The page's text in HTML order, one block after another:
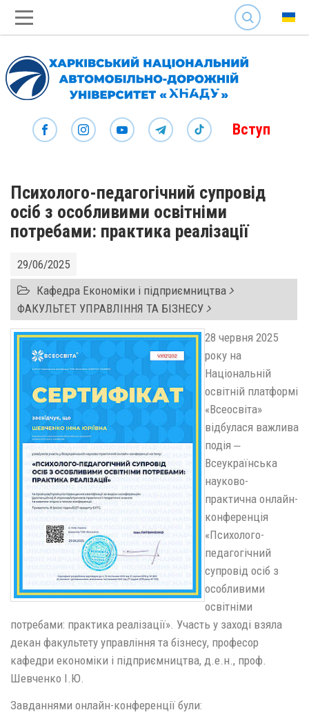
SEARCH
Вступ
Психолого-педагогічний супровід
осіб з особливими освітніми
потребами: практика реалізації
29/06/2025
Кафедра Економіки і підприємництва
ФАКУЛЬТЕТ УПРАВЛІННЯ ТА БІЗНЕСУ
28 червня 2025
року на
Національній
освітній платформі
«Всеосвіта»
відбулася важлива
подія ‒
Всеукраїнська
науково-
практична онлайн-
конференція
«Психолого-
педагогічний
супровід осіб з
особливими
освітніми
потребами: практика реалізації». Участь у заході взяла
декан факультету управління та бізнесу, професор
кафедри економіки і підприємництва, д.е.н., проф.
Шевченко І.Ю.
Завданнями онлайн-конференції були: